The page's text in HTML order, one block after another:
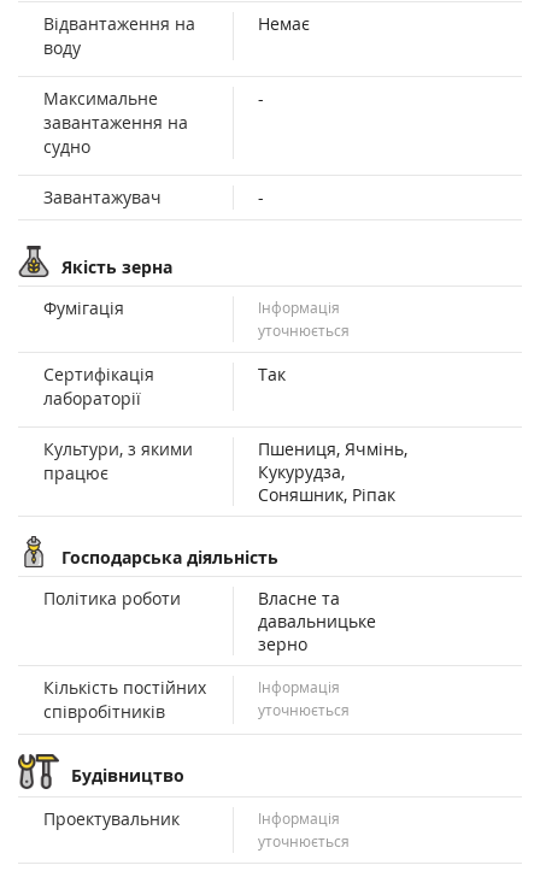
Відвантаження на
воду
Немає
Максимальне
завантаження на
судно
-
Завантажувач -
Якість зерна
Фумігація
Інформація
уточнюється
Сертифікація
лабораторії
Так
Культури, з якими
працює
Пшениця, Ячмінь,
Кукурудза,
Соняшник, Ріпак
Господарська діяльність
Політика роботи
Власне та
давальницьке
зерно
Кількість постійних
співробітників
Інформація
уточнюється
Будівництво
Проектувальник
Інформація
уточнюється